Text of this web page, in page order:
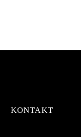
KONTAKT